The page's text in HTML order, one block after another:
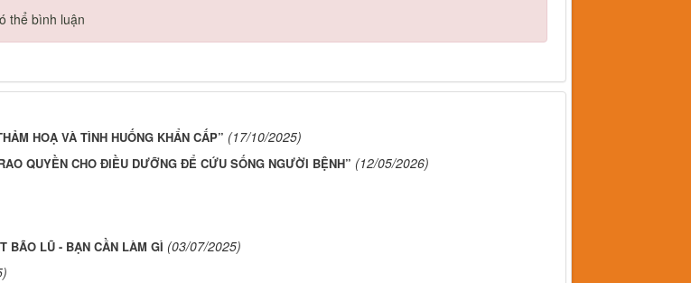
thể bình luận
HOẠ VÀ TÌNH HUỐNG KHẨN CẤP” (17/10/2025)
QUYỀN CHO ĐIỀU DƯỠNG ĐỂ CỨU SỐNG NGƯỜI BỆNH” (12/05/2026)
BÃO LŨ - BẠN CẦN LÀM GÌ (03/07/2025)